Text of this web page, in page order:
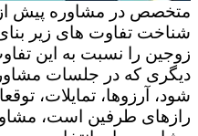
متخصص در مشاوره پیش از
شناخت تفاوت های زیر
زوجین را نسبت به این
دیگری که در جلسات
شود، آرزوها، تمایلات،
رازهای طرفین است،